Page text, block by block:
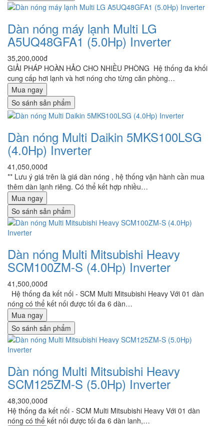
Dàn nóng máy lạnh Multi LG
A5UQ48GFA1 (5.0Hp) Inverter
35,200,000đ
GIẢI PHÁP HOÀN HẢO CHO NHIỀU PHÒNG Hệ thống đa khối
cung cấp hơi lạnh và hơi nóng cho từng căn phòng…
Mua ngay
So sánh sản phẩm
Dàn nóng Multi Daikin 5MKS100LSG
(4.0Hp) Inverter
41,050,000đ
** Lưu ý giá trên là giá dàn nóng , hệ thống vận hành cần mua
thêm dàn lạnh riêng. Có thể kết hợp nhiều…
Mua ngay
So sánh sản phẩm
Dàn nóng Multi Mitsubishi Heavy
SCM100ZM-S (4.0Hp) Inverter
41,500,000đ
Hệ thống đa kết nối - SCM Multi Mitsubishi Heavy Với 01 dàn
nóng có thể kết nối được tối đa 6 dàn…
Mua ngay
So sánh sản phẩm
Dàn nóng Multi Mitsubishi Heavy
SCM125ZM-S (5.0Hp) Inverter
48,300,000đ
Hệ thống đa kết nối - SCM Multi Mitsubishi Heavy Với 01 dàn
nóng có thể kết nối được tối đa 6 dàn lanh,…